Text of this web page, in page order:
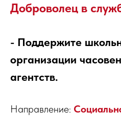
Доброволец в
- Поддержите
организации
агентств.
Направление: